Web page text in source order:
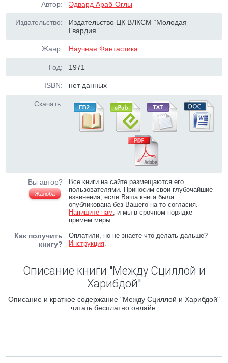
Автор: Эдвард Араб-Оглы
Издательство:
Издательство ЦК ВЛКСМ “Молодая
Гвардия”
Жанр: Научная Фантастика
Год: 1971
ISBN: нет данных
Скачать:
Вы автор?
Жалоба
Все книги на сайте размещаются его
пользователями. Приносим свои глубочайшие
извинения, если Ваша книга была
опубликована без Вашего на то согласия.
Напишите нам, и мы в срочном порядке
примем меры.
Как получить
книгу?
Оплатили, но не знаете что делать дальше?
Инструкция.
Описание книги "Между Сциллой и
Харибдой"
Описание и краткое содержание "Между Сциллой и Харибдой"
читать бесплатно онлайн.